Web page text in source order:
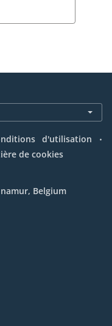
d'utilisation .
de cookies
Belgium